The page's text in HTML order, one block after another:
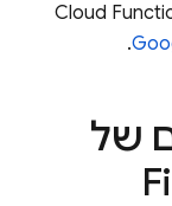
Cloud
.
של